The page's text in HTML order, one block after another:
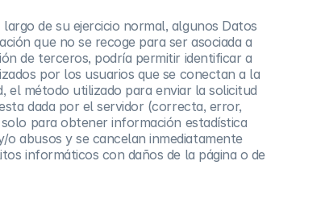
de su ejercicio normal, algunos Datos
que no se recoge para ser asociada a
de terceros, podría permitir identificar a
por los usuarios que se conectan a la
el método utilizado para enviar la solicitud
dada por el servidor (correcta, error,
para obtener información estadística
abusos y se cancelan inmediatamente
informáticos con daños de la página o de